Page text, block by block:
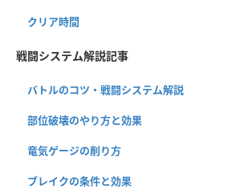
クリア時間
戦闘システム解説記事
バトルのコツ・戦闘システム解説
部位破壊のやり方と効果
竜気ゲージの削り方
ブレイクの条件と効果